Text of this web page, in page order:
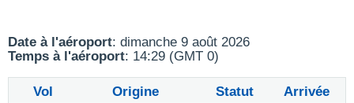
Date à l'aéroport: dimanche 9 août 2026
Temps à l'aéroport: 14:29 (GMT 0)
Vol Origine Statut Arrivée